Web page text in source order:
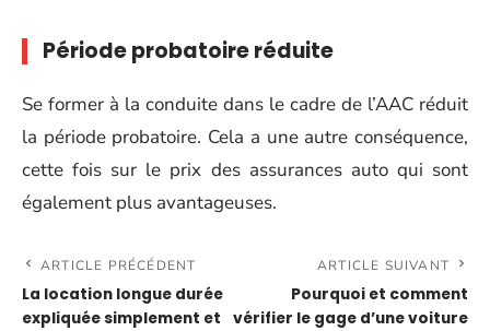
Période probatoire réduite
Se former à la conduite dans le cadre de l’AAC réduit
la période probatoire. Cela a une autre conséquence,
cette fois sur le prix des assurances auto qui sont
également plus avantageuses.
ARTICLE PRÉCÉDENT
La location longue durée
expliquée simplement et
ARTICLE SUIVANT
Pourquoi et comment
vérifier le gage d’une voiture